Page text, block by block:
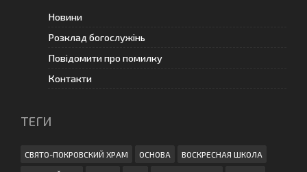
Новини
Розклад богослужінь
Повідомити про помилку
Контакти
ТЕГИ
СВЯТО-ПОКРОВСКИЙ ХРАМ ОСНОВА ВОСКРЕСНАЯ ШКОЛА